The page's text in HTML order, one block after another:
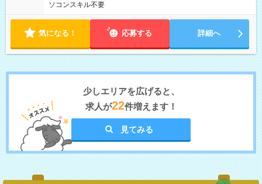
ソコンスキル不要
気になる！ 応募する 詳細へ
少しエリアを広げると、
求人が22件増えます！
見てみる